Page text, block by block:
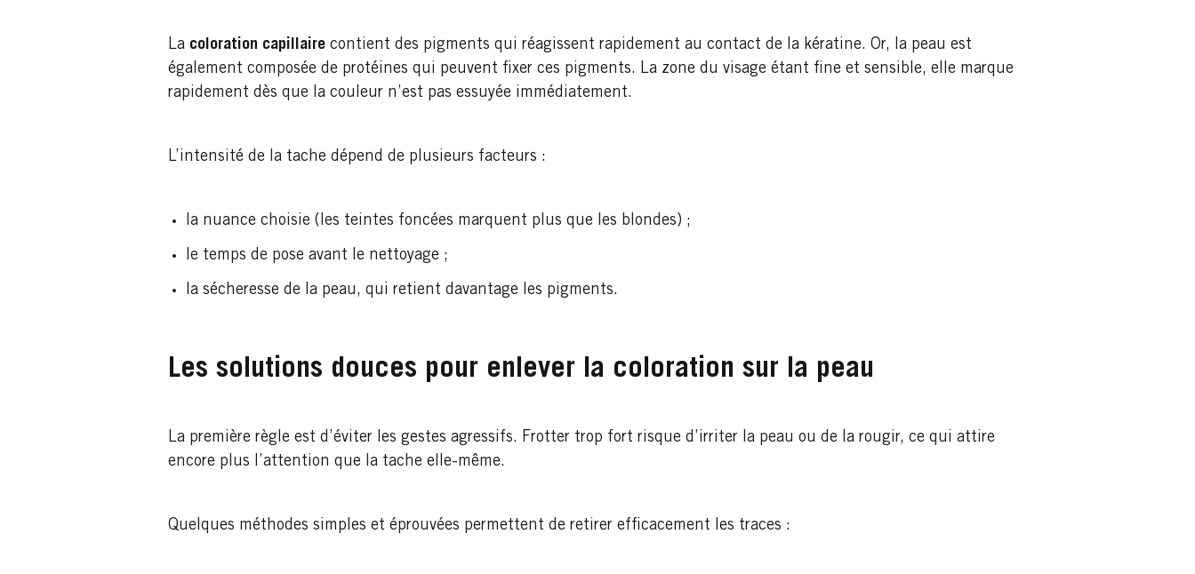
La coloration capillaire contient des pigments qui réagissent rapidement au contact de la kératine. Or, la peau est
également composée de protéines qui peuvent fixer ces pigments. La zone du visage étant fine et sensible, elle marque
rapidement dès que la couleur n’est pas essuyée immédiatement.
L’intensité de la tache dépend de plusieurs facteurs :
la nuance choisie (les teintes foncées marquent plus que les blondes) ;
le temps de pose avant le nettoyage ;
la sécheresse de la peau, qui retient davantage les pigments.
Les solutions douces pour enlever la coloration sur la peau
La première règle est d’éviter les gestes agressifs. Frotter trop fort risque d’irriter la peau ou de la rougir, ce qui attire
encore plus l’attention que la tache elle-même.
Quelques méthodes simples et éprouvées permettent de retirer efficacement les traces :